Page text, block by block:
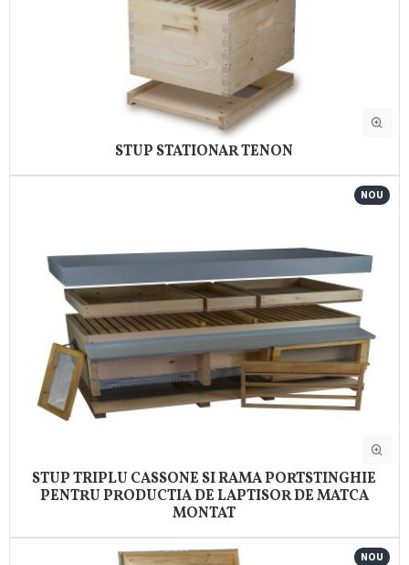
STUP STATIONAR TENON
NOU
STUP TRIPLU CASSONE SI RAMA PORTSTINGHIE
PENTRU PRODUCTIA DE LAPTISOR DE MATCA
MONTAT
NOU